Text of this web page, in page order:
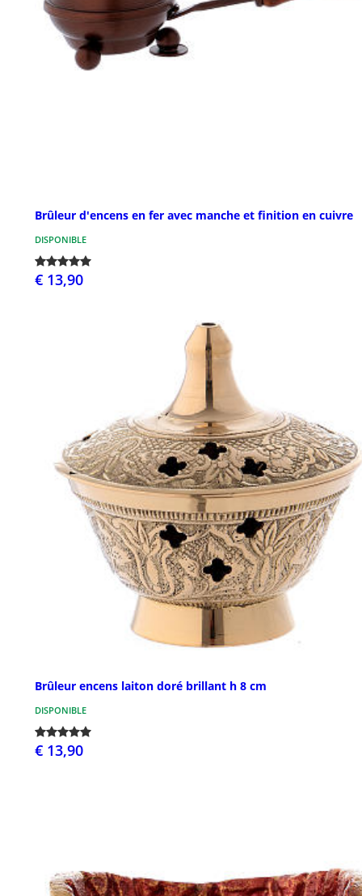
Brûleur d'encens en fer avec manche et finition en cuivre
DISPONIBLE
€ 13,90
Brûleur encens laiton doré brillant h 8 cm
DISPONIBLE
€ 13,90